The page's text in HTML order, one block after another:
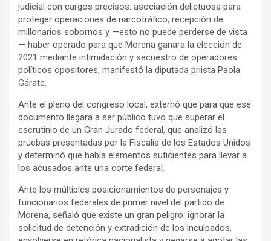
judicial con cargos precisos: asociación delictuosa para
proteger operaciones de narcotráfico, recepción de
millonarios sobornos y —esto no puede perderse de vista
— haber operado para que Morena ganara la elección de
2021 mediante intimidación y secuestro de operadores
políticos opositores, manifestó la diputada priista Paola
Gárate.
Ante el pleno del congreso local, externó que para que ese
documento llegara a ser público tuvo que superar el
escrutinio de un Gran Jurado federal, que analizó las
pruebas presentadas por la Fiscalía de los Estados Unidos
y determinó que había elementos suficientes para llevar a
los acusados ante una corte federal.
Ante los múltiples posicionamientos de personajes y
funcionarios federales de primer nivel del partido de
Morena, señaló que existe un gran peligro: ignorar la
solicitud de detención y extradición de los inculpados,